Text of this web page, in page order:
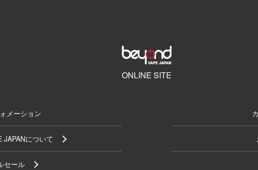
ONLINE SITE
メーション
JAPANについて
セール